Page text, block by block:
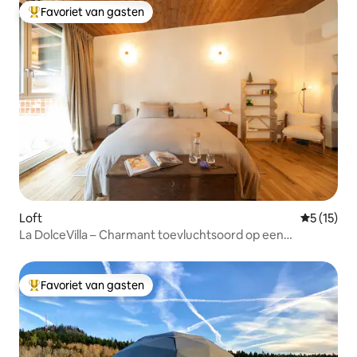
Topfavoriet van gasten
Favoriet van gasten
Loft
5 (15)
La DolceVilla – Charmant toevluchtsoord op een
Topfavoriet van gasten
Favoriet van gasten